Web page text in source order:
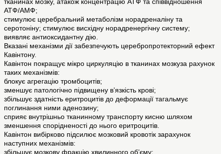
тканинах мозку, атакож концентрацію АТФ та співвідношення
АТФ/АМФ;
стимулює церебральний метаболізм норадреналіну та
серотоніну; стимулює висхідну норадренергічну систему;
виявляє антиоксидантну дію.
Вказані механізми дії забезпечують церебропротекторний ефект
Кавінтону.
Кавінтон покращує мікро циркуляцію в тканинах мозкуза рахунок
таких механізмів:
блокує агрегацію тромбоцитів;
зменшує патологічно підвищену в’язкість крові;
збільшує здатність еритроцитів до деформації тагальмує
поглинання ними аденозину;
сприяє внутрішньо тканинному транспорту кисню шляхом
зменшення спорідненості до нього еритроцитів.
Кавінтон вибірково підсилює мозковий кровотік зарахунок
наступних механізмів:
збільшує мозкову фракцію хвилинного об’єму;